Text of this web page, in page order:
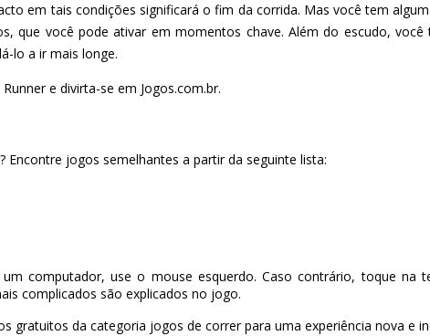
em tais condições significará o fim da corrida. Mas você tem
que você pode ativar em momentos chave. Além do escudo,
lo a ir mais longe.
e divirta-se em Jogos.com.br.
Encontre jogos semelhantes a partir da seguinte lista:
computador, use o mouse esquerdo. Caso contrário, toque na
complicados são explicados no jogo.
gratuitos da categoria jogos de correr para uma experiência nova e